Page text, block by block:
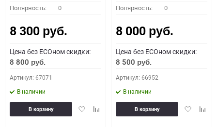
Полярность: 0
8 300 руб.
Цена без ECOном скидки:
8 800 руб.
Артикул: 67071
В наличии
ДобавитьДобавить
В корзину
Полярность: 0
8 000 руб.
Цена без ECOном скидки:
8 500 руб.
Артикул: 66952
В наличии
Добавить
В корзину